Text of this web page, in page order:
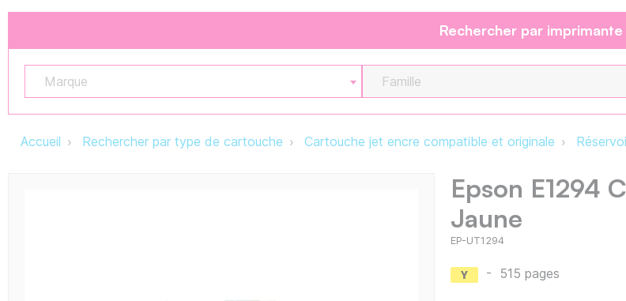
Rechercher par imprimante
Marque Famille
Accueil Rechercher par type de cartouche Cartouche jet encre compatible et originale
Epson E1294
Jaune
EP-UT1294
- 515 pages